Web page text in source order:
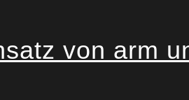
von arm